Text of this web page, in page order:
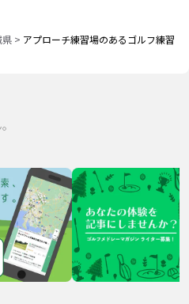
県 > アプローチ練習場のあるゴルフ練習